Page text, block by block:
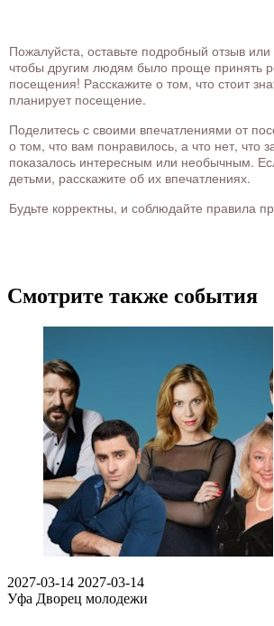
Пожалуйста, оставьте подробный отзыв
чтобы другим людям было проще принять
посещения! Расскажите о том, что стоит
планирует посещение.
Поделитесь с своими впечатлениями от
о том, что вам понравилось, а что нет, что
показалось интересным или необычным.
детьми, расскажите об их впечатлениях.
Будьте корректны, и соблюдайте правила
Смотрите также события
2027-03-14 2027-03-14
Уфа Дворец молодежи